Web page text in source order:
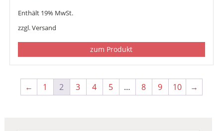
Preis
war:
Enthält 19% MwSt.
zzgl.Versand
zum Produkt
← 1 2 3 4 5 … 8 9 10 →